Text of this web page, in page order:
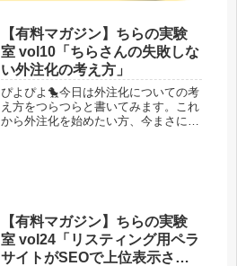
【有料マガジン】ちらの実験
室 vol10「ちらさんの失敗しな
い外注化の考え方」
ぴよぴよ🐤今日は外注化についての考
え方をつらつらと書いてみます。これ
から外注化を始めたい方、今まさに外
【有料マガジン】ちらの実験
室 vol24「リスティング用ペラ
サイトがSEOで上位表示され